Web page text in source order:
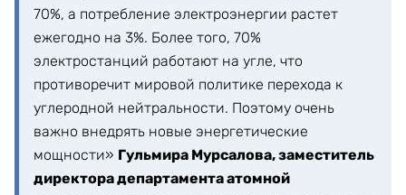
70%, а потребление электроэнергии растет
ежегодно на 3%. Более того, 70%
электростанций работают на угле, что
противоречит мировой политике перехода к
углеродной нейтральности. Поэтому очень
важно внедрять новые энергетические
мощности» Гульмира Мурсалова, заместитель
директора департамента атомной